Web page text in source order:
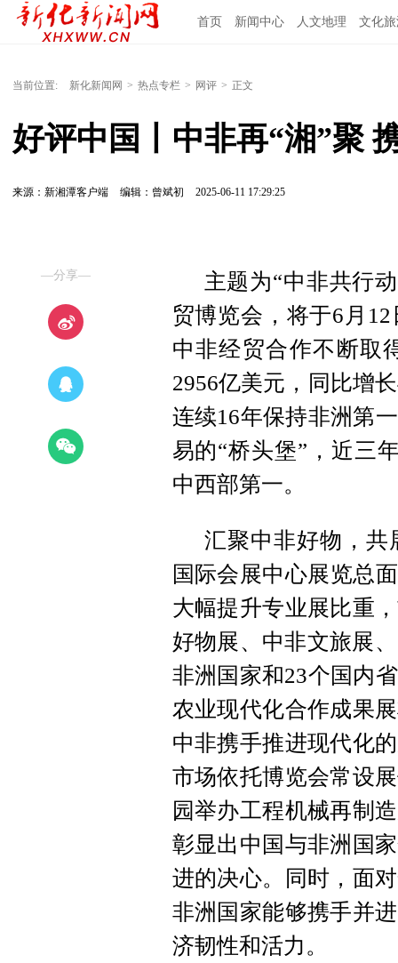
首页 新闻中心 人文地理 文化
当前位置: 新化新闻网 > 热点专栏 > 网评 > 正文
好评中国丨中非再“湘”聚
来源：新湘潭客户端 编辑：曾斌初 2025-06-11 17:29:25
—分享—
主题为“中非共行
贸博览会，将于6月
中非经贸合作不断取
2956亿美元，同比增
连续16年保持非洲第
易的“桥头堡”，近三
中西部第一。
汇聚中非好物，共
国际会展中心展览总
大幅提升专业展比重
好物展、中非文旅展
非洲国家和23个国内
农业现代化合作成果
中非携手推进现代化
市场依托博览会常设
园举办工程机械再制
彰显出中国与非洲国
进的决心。同时，面
非洲国家能够携手并
济韧性和活力。